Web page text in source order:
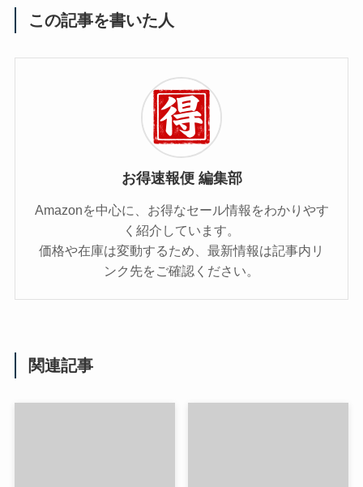
この記事を書いた人
お得速報便 編集部
Amazonを中心に、お得なセール情報をわかりやす
く紹介しています。
価格や在庫は変動するため、最新情報は記事内リ
ンク先をご確認ください。
関連記事